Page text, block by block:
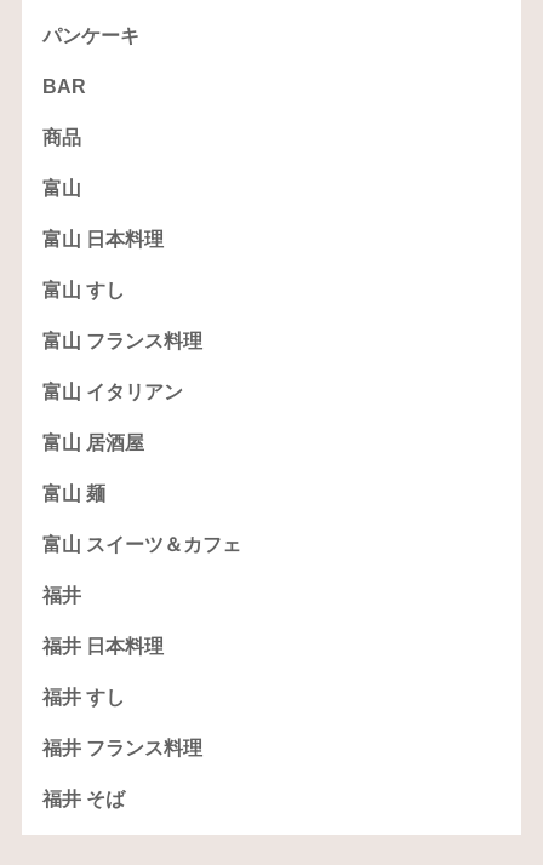
パンケーキ
BAR
商品
富山
富山 日本料理
富山 すし
富山 フランス料理
富山 イタリアン
富山 居酒屋
富山 麺
富山 スイーツ＆カフェ
福井
福井 日本料理
福井 すし
福井 フランス料理
福井 そば